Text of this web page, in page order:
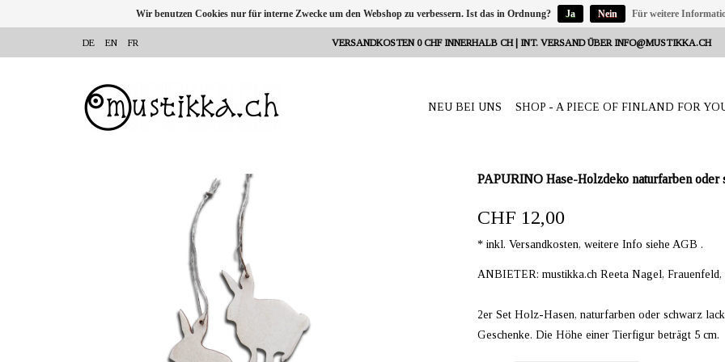
DE EN FR VERSANDKOSTEN 0 CHF INNERHALB CH | INT. VERSAND ÜBER INFO@MUSTIKKA.CH
NEU BEI UNS SHOP - A PIECE OF FINLAND FOR
PAPURINO Hase-Holzdeko naturfarben oder
CHF 12,00
* inkl. Versandkosten, weitere Info siehe AGB .
ANBIETER: mustikka.ch Reeta Nagel, Frauenfeld,
2er Set Holz-Hasen, naturfarben oder schwarz
Geschenke. Die Höhe einer Tierfigur beträgt 5 cm.
Wir benutzen Cookies nur für interne Zwecke um den Webshop zu verbessern. Ist das in Ordnung? Ja Nein Für weitere